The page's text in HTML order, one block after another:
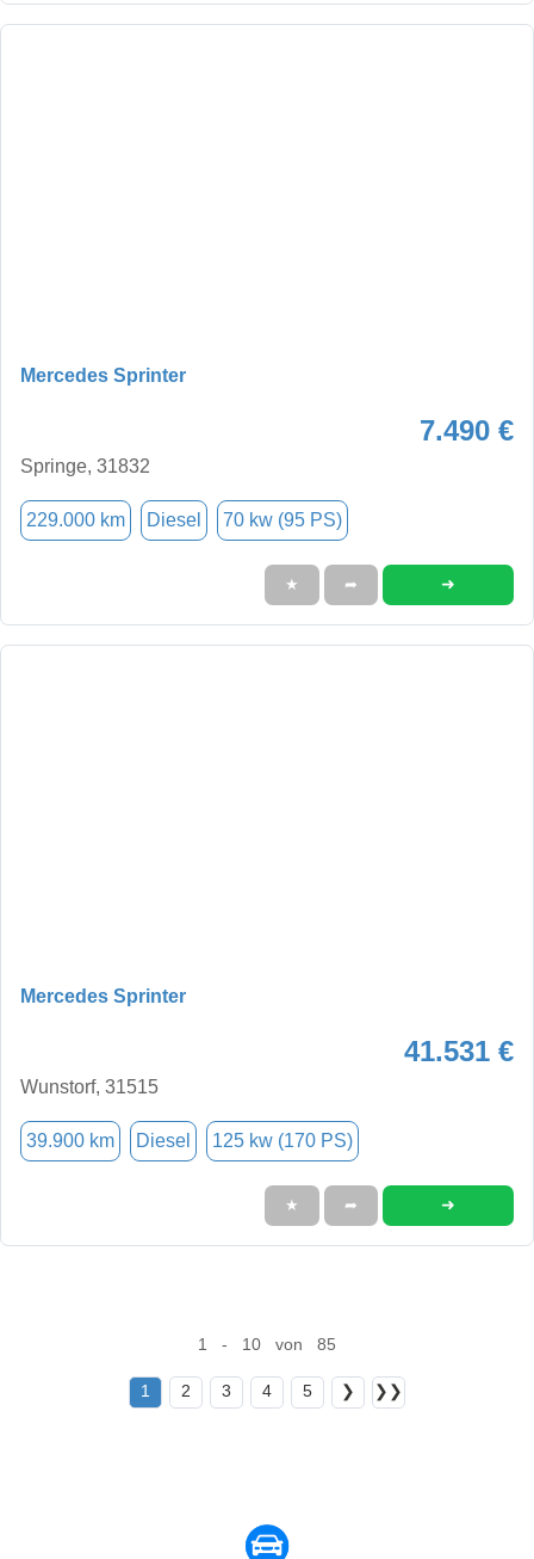
Mercedes Sprinter
7.490 €
Springe, 31832
229.000 km Diesel 70 kw (95 PS)
★ ➦ ➜
Mercedes Sprinter
41.531 €
Wunstorf, 31515
39.900 km Diesel 125 kw (170 PS)
★ ➦ ➜
1 - 10 von 85
1 2 3 4 5 ❯ ❯❯